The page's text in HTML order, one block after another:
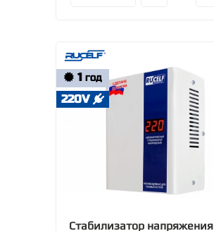
1 ГОД
220V
Стабилизатор напряжения